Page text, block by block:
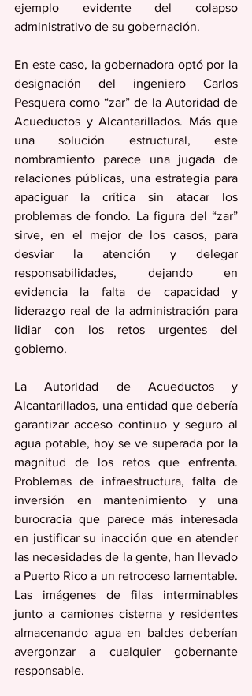
ejemplo evidente del colapso
administrativo de su gobernación.
En este caso, la gobernadora optó por la
designación del ingeniero Carlos
Pesquera como “zar” de la Autoridad de
Acueductos y Alcantarillados. Más que
una solución estructural, este
nombramiento parece una jugada de
relaciones públicas, una estrategia para
apaciguar la crítica sin atacar los
problemas de fondo. La figura del “zar”
sirve, en el mejor de los casos, para
desviar la atención y delegar
responsabilidades, dejando en
evidencia la falta de capacidad y
liderazgo real de la administración para
lidiar con los retos urgentes del
gobierno.
La Autoridad de Acueductos y
Alcantarillados, una entidad que debería
garantizar acceso continuo y seguro al
agua potable, hoy se ve superada por la
magnitud de los retos que enfrenta.
Problemas de infraestructura, falta de
inversión en mantenimiento y una
burocracia que parece más interesada
en justificar su inacción que en atender
las necesidades de la gente, han llevado
a Puerto Rico a un retroceso lamentable.
Las imágenes de filas interminables
junto a camiones cisterna y residentes
almacenando agua en baldes deberían
avergonzar a cualquier gobernante
responsable.